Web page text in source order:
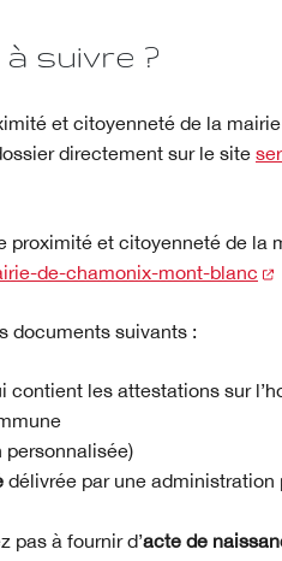
suivre ?
et citoyenneté de la mairie
directement sur le site
proximité et citoyenneté de la
de-chamonix-mont-blanc
documents suivants :
contient les attestations sur
personnalisée)
délivrée par une administration
pas à fournir d’acte de